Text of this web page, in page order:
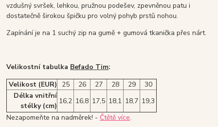
vzdušný svršek, lehkou, pružnou podešev, zpevněnou patu i
dostatečně širokou špičku pro volný pohyb prstů nohou.
Zapínání je na 1 suchý zip na gumě + gumová tkanička přes nárt.
Velikostní tabulka Befado Tim:
Velikost (EUR)
25 26 27 28 29
30
Délka vnitřní
stélky (cm)
16,2 16,8 17,5 18,1 18,7 19,3
Nezapomeňte na nadměrek! - Čtětě více.